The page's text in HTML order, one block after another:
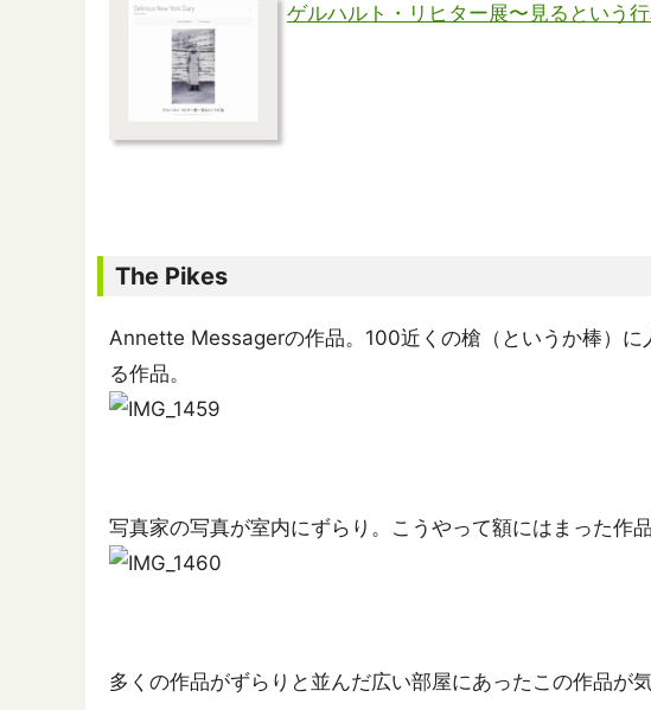
ゲルハルト・リヒター展〜見るという
The Pikes
Annette Messagerの作品。100近くの槍（というか棒）に
る作品。
写真家の写真が室内にずらり。こうやって額にはまった作
多くの作品がずらりと並んだ広い部屋にあったこの作品が